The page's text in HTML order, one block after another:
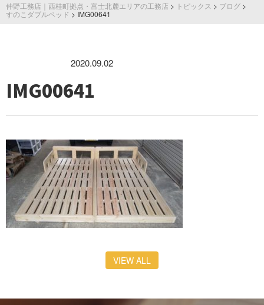
仲野工務店｜西桂町拠点・富士北麓エリアの工務店 > トピックス > ブログ >
すのこダブルベッド > IMG00641
2020.09.02
IMG00641
VIEW ALL